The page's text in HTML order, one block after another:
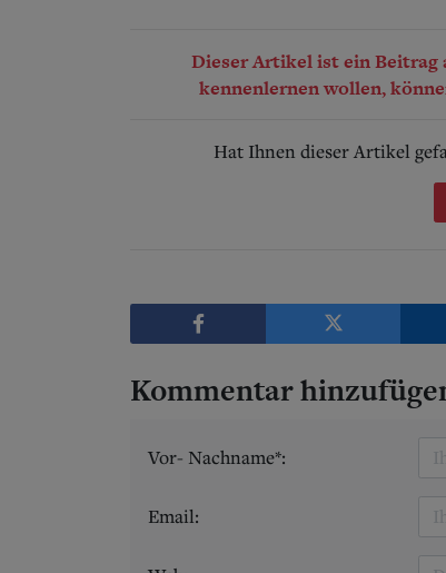
Dieser Artikel ist ein Beitrag
kennenlernen wollen,
Hat Ihnen dieser Artikel
Kommentar
Vor- Nachname*:
Email: